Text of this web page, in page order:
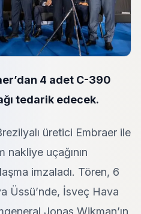
4 adet C-390
tedarik edecek.
üretici Embraer ile
uçağının
imzaladı. Tören, 6
Üssü’nde, İsveç Hava
Jonas Wikman’ın